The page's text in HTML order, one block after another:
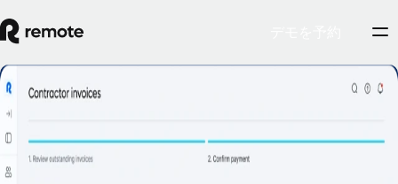
契約社員の請求・支払い
今すぐ登録